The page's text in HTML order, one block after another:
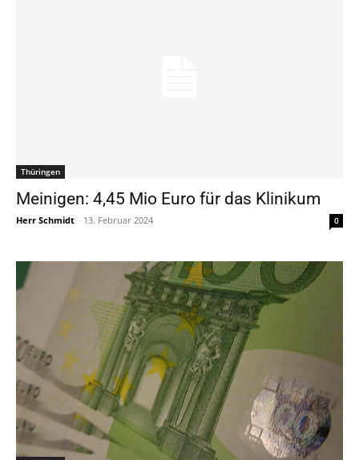
Thüringen
Meinigen: 4,45 Mio Euro für das Klinikum
Herr Schmidt - 13. Februar 2024 0